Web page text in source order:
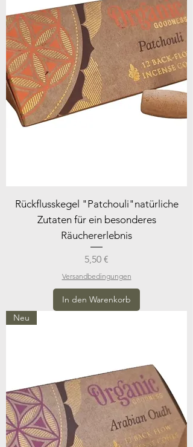
Rückflusskegel "Patchouli"natürliche
Zutaten für ein besonderes
Räuchererlebnis
Preis
5,50 €
Versandbedingungen
In den Warenkorb
Neu